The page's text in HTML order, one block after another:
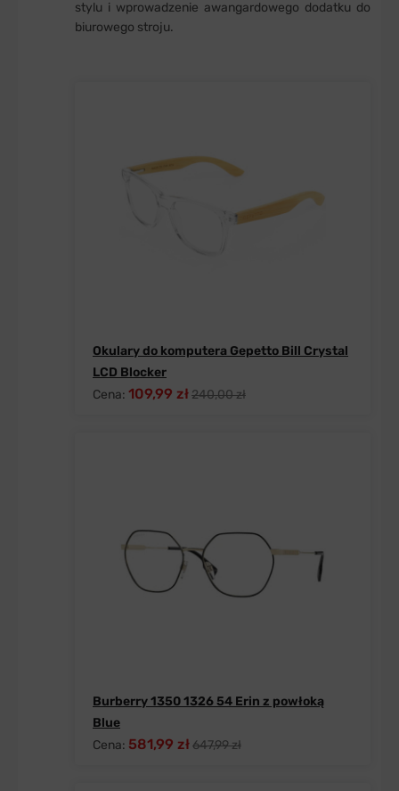
stylu i wprowadzenie awangardowego dodatku do
biurowego stroju.
Okulary do komputera Gepetto Bill Crystal
LCD Blocker
Cena: 109,99 zł240,00 zł
Burberry 1350 1326 54 Erin z powłoką
Blue
Cena: 581,99 zł647,99 zł